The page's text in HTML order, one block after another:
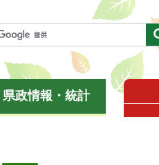
県政情報・統計